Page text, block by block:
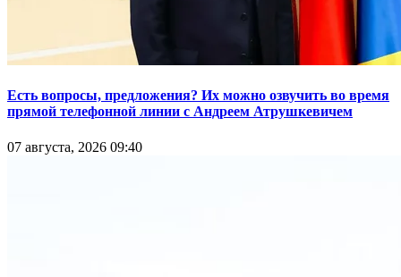
Есть вопросы, предложения? Их можно озвучить во время
прямой телефонной линии с Андреем Атрушкевичем
07 августа, 2026 09:40